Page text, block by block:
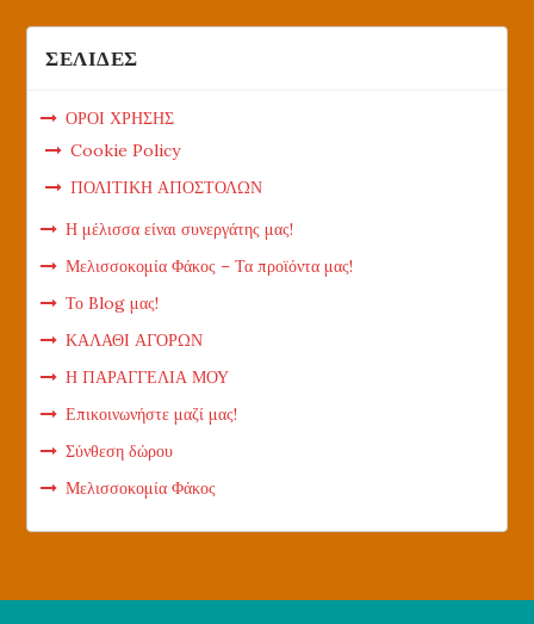
ΣΕΛΙΔΕΣ
ΟΡΟΙ ΧΡΗΣΗΣ
Cookie Policy
ΠΟΛΙΤΙΚΗ ΑΠΟΣΤΟΛΩΝ
Η μέλισσα είναι συνεργάτης μας!
Μελισσοκομία Φάκος – Τα προϊόντα μας!
Το Blog μας!
ΚΑΛΑΘΙ ΑΓΟΡΩΝ
Η ΠΑΡΑΓΓΕΛΙΑ ΜΟΥ
Επικοινωνήστε μαζί μας!
Σύνθεση δώρου
Μελισσοκομία Φάκος